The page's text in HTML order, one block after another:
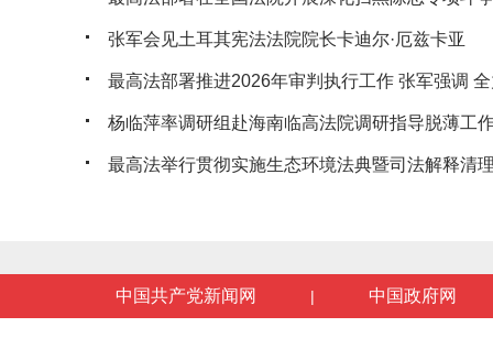
张军会见土耳其宪法法院院长卡迪尔·厄兹卡亚
最高法部署推进2026年审判执行工作 张军强调
杨临萍率调研组赴海南临高法院调研指导脱薄工
最高法举行贯彻实施生态环境法典暨司法解释清
中国共产党新闻网 | 中国政府网